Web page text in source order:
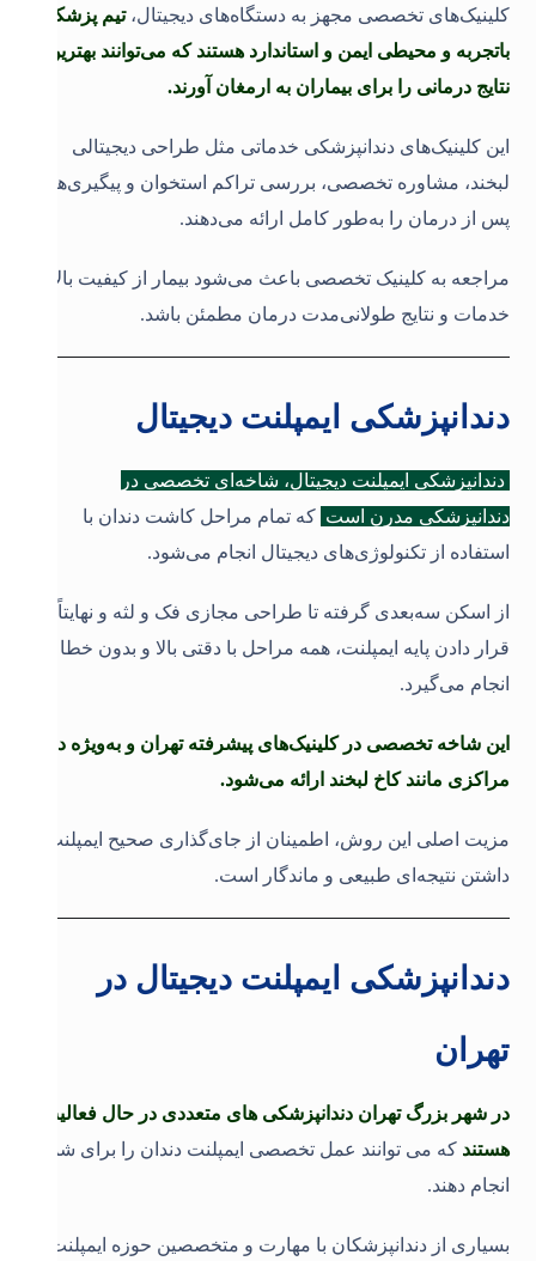
کلینیک‌های تخصصی مجهز به دستگاه‌های دیجیتال،تیم پزشکی
باتجربه و محیطی ایمن و استاندارد هستند که می‌توانند بهترین
نتایج درمانی را برای بیماران به ارمغان آورند.
این کلینیک‌های دندانپزشکی خدماتی مثل طراحی دیجیتالی
لبخند، مشاوره تخصصی، بررسی تراکم استخوان و پیگیری‌های
پس از درمان را به‌طور کامل ارائه می‌دهند.
مراجعه به کلینیک تخصصی باعث می‌شود بیمار از کیفیت بالای
خدمات و نتایج طولانی‌مدت درمان مطمئن باشد.
دندانپزشکی ایمپلنت دیجیتال
دندانپزشکی ایمپلنت دیجیتال، شاخه‌ای تخصصی در
دندانپزشکی مدرن است که تمام مراحل کاشت دندان با
استفاده از تکنولوژی‌های دیجیتال انجام می‌شود.
از اسکن سه‌بعدی گرفته تا طراحی مجازی فک و لثه و نهایتاً
قرار دادن پایه ایمپلنت، همه مراحل با دقتی بالا و بدون خطا
انجام می‌گیرد.
این شاخه تخصصی در کلینیک‌های پیشرفته تهران و به‌ویژه در
مراکزی مانند کاخ لبخند ارائه می‌شود.
مزیت اصلی این روش، اطمینان از جای‌گذاری صحیح ایمپلنت و
داشتن نتیجه‌ای طبیعی و ماندگار است.
دندانپزشکی ایمپلنت دیجیتال در
تهران
در شهر بزرگ تهران دندانپزشکی های متعددی در حال فعالیت
هستند که می توانند عمل تخصصی ایمپلنت دندان را برای شما
انجام دهند.
بسیاری از دندانپزشکان با مهارت و متخصصین حوزه ایمپلنت